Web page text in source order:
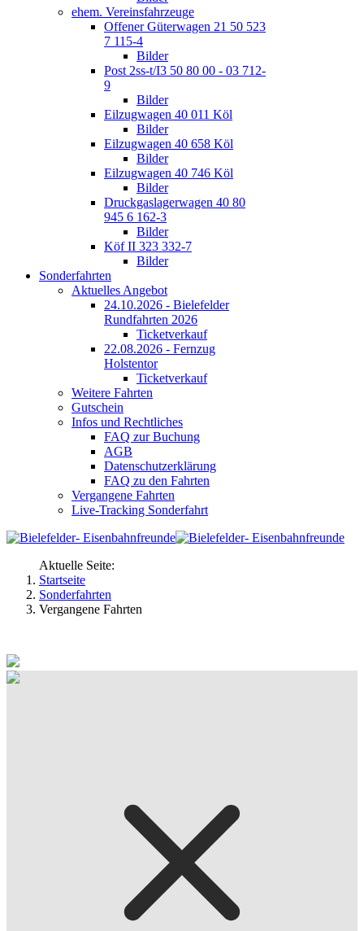
ehem. Vereinsfahrzeuge
Offener Güterwagen 21 50 523
7 115-4
Bilder
Post 2ss-t/I3 50 80 00 - 03 712-
9
Bilder
Eilzugwagen 40 011 Köl
Bilder
Eilzugwagen 40 658 Köl
Bilder
Eilzugwagen 40 746 Köl
Bilder
Druckgaslagerwagen 40 80
945 6 162-3
Bilder
Köf II 323 332-7
Bilder
Sonderfahrten
Aktuelles Angebot
24.10.2026 - Bielefelder
Rundfahrten 2026
Ticketverkauf
22.08.2026 - Fernzug
Holstentor
Ticketverkauf
Weitere Fahrten
Gutschein
Infos und Rechtliches
FAQ zur Buchung
AGB
Datenschutzerklärung
FAQ zu den Fahrten
Vergangene Fahrten
Live-Tracking Sonderfahrt
Aktuelle Seite:
Startseite
Sonderfahrten
Vergangene Fahrten